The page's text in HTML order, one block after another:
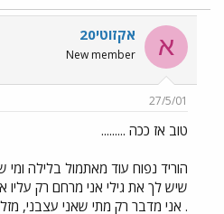
א אקזוטי20
New member
27/5/01
טוב אז ככה .........
הוריד נפוח עוד מאתמול בלילה ומי
שיש לך את גילי אני מרחם רק עליו
. אני מדבר רק מתי שאני עצבני,